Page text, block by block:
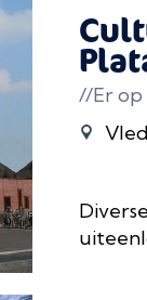
//Er op